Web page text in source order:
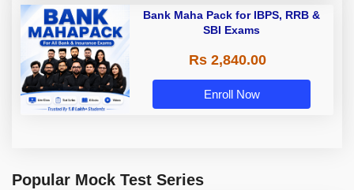
Bank Maha Pack for IBPS, RRB &
SBI Exams
Rs 2,840.00
Enroll Now
Popular Mock Test Series